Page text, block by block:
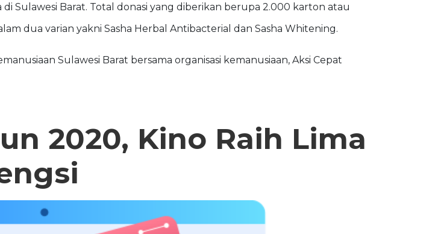
Sulawesi Barat. Total donasi yang diberikan berupa 2.000 karton atau
dua varian yakni Sasha Herbal Antibacterial dan Sasha Whitening.
Sulawesi Barat bersama organisasi kemanusiaan, Aksi Cepat
2020, Kino Raih Lima